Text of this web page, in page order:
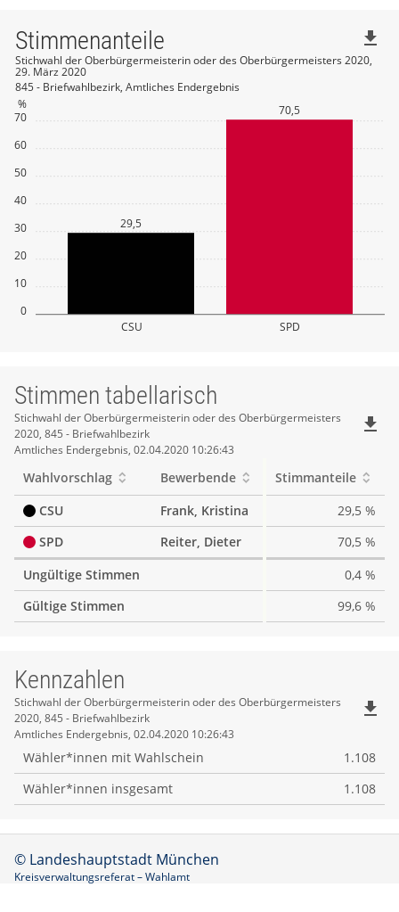
0
10
20
30
40
50
60
70
%
CSU SPD
29,5
70,5
Stimmenanteile
Stichwahl der Oberbürgermeisterin oder des Oberbürgermeisters 2020,
29. März 2020
845 - Briefwahlbezirk, Amtliches Endergebnis
file_download
Stimmen tabellarisch
Stimmen
tabellarisch
Stichwahl der Oberbürgermeisterin oder des Oberbürgermeisters
2020, 845 - Briefwahlbezirk
Amtliches Endergebnis, 02.04.2020 10:26:43
file_download
Wahlvorschlag Bewerbende
Stimmanteile
CSU
Frank, Kristina
29,5 %
SPD
Reiter, Dieter
70,5 %
Ungültige Stimmen
0,4 %
Gültige Stimmen
99,6 %
Kennzahlen
Kennzahlen
Stichwahl der Oberbürgermeisterin oder des Oberbürgermeisters
2020, 845 - Briefwahlbezirk
Amtliches Endergebnis, 02.04.2020 10:26:43
file_download
Wähler*innen mit Wahlschein
1.108
Wähler*innen insgesamt
1.108
© Landeshauptstadt München
Kreisverwaltungsreferat – Wahlamt